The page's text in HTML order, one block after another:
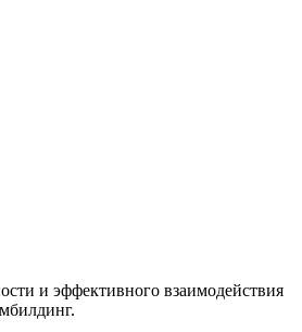
и эффективного взаимодействия